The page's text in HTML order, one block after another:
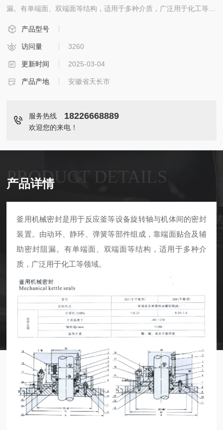
漏。有单端面、双端面等结构，适用于多种介质，广泛用于化工等领
产品型号
访问量 3260
更新时间 2025-03-04
产品产地 安徽省天长市
服务热线 18226668889
欢迎您的来电！
PRODUCT DETAILS
产品详情
釜用机械密封是用于反应釜等设备旋转轴与机体间的密封
装置。由动环、静环、弹簧等部件组成，靠端面贴合及辅
助密封阻漏。有单端面、双端面等结构，适用于多种介
质，广泛用于化工等领域。